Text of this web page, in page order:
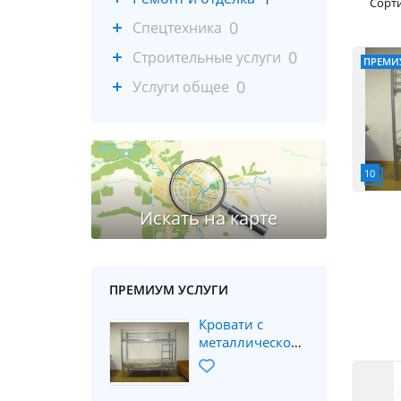
Спецтехника 0
Строительные услуги 0
Услуги общее 0
ПРЕМИУМ УСЛУГИ
Кровати с
металлической
сеткой,
металлические